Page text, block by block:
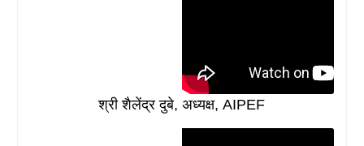
श्री शैलेंद्र दुबे, अध्यक्ष, AIPEF